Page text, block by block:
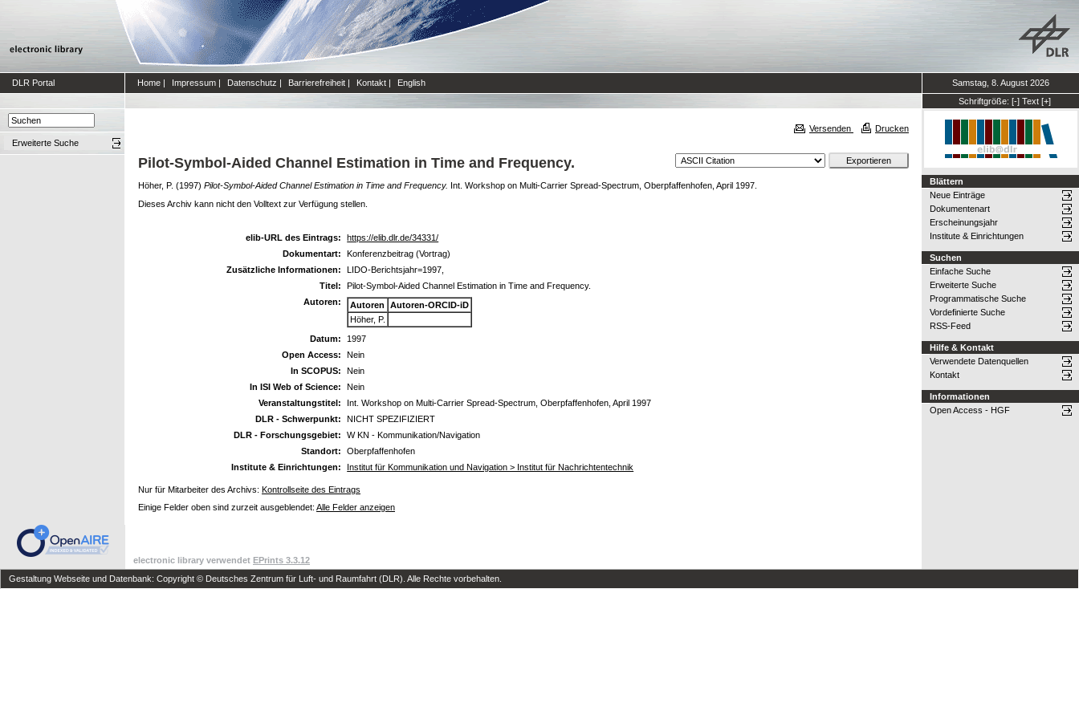
DLR Portal Home | Impressum | Datenschutz | Barrierefreiheit | Kontakt | English
Samstag, 8. August 2026
Schriftgröße: [-] Text [+]
Erweiterte Suche
Versenden Drucken
Pilot-Symbol-Aided Channel Estimation in Time and Frequency.
Höher, P. (1997) Pilot-Symbol-Aided Channel Estimation in Time and Frequency. Int. Workshop on Multi-Carrier Spread-Spectrum, Oberpfaffenhofen, April 1997.
Dieses Archiv kann nicht den Volltext zur Verfügung stellen.
elib-URL des Eintrags:
https://elib.dlr.de/34331/
Dokumentart:
Konferenzbeitrag (Vortrag)
Zusätzliche Informationen:
LIDO-Berichtsjahr=1997,
Titel:
Pilot-Symbol-Aided Channel Estimation in Time and Frequency.
Autoren:
Autoren
Autoren-ORCID-iD
Höher, P.
Datum:
1997
Open Access:
Nein
In SCOPUS:
Nein
In ISI Web of Science:
Nein
Veranstaltungstitel:
Int. Workshop on Multi-Carrier Spread-Spectrum, Oberpfaffenhofen, April 1997
DLR - Schwerpunkt:
NICHT SPEZIFIZIERT
DLR - Forschungsgebiet:
W KN - Kommunikation/Navigation
Standort:
Oberpfaffenhofen
Institute & Einrichtungen:
Institut für Kommunikation und Navigation > Institut für Nachrichtentechnik
Nur für Mitarbeiter des Archivs: Kontrollseite des Eintrags
Einige Felder oben sind zurzeit ausgeblendet: Alle Felder anzeigen
Blättern
Neue Einträge
Dokumentenart
Erscheinungsjahr
Institute & Einrichtungen
Suchen
Einfache Suche
Erweiterte Suche
Programmatische Suche
Vordefinierte Suche
RSS-Feed
Hilfe & Kontakt
Verwendete Datenquellen
Kontakt
Informationen
Open Access - HGF
electronic library verwendet EPrints 3.3.12
Gestaltung Webseite und Datenbank: Copyright © Deutsches Zentrum für Luft- und Raumfahrt (DLR). Alle Rechte vorbehalten.